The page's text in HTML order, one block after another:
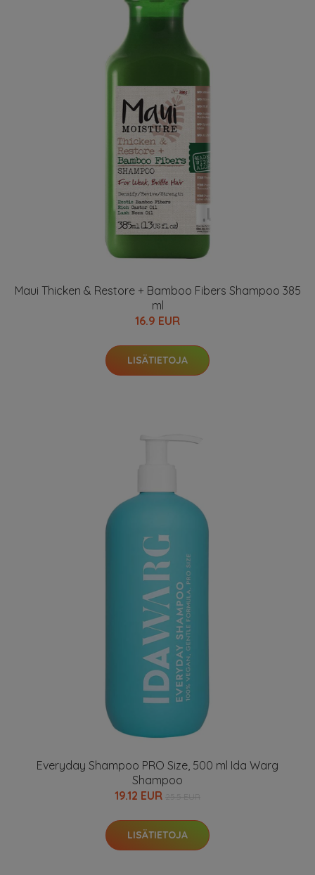
Maui Thicken & Restore + Bamboo Fibers Shampoo 385
ml
16.9 EUR
LISÄTIETOJA
Everyday Shampoo PRO Size, 500 ml Ida Warg
Shampoo
19.12 EUR
LISÄTIETOJA